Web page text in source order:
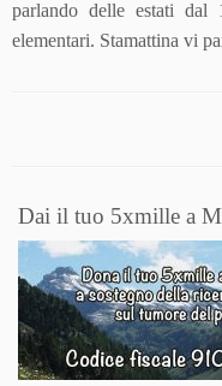
parlando delle estati dal
elementari. Stamattina vi
Dai il tuo 5xmille a